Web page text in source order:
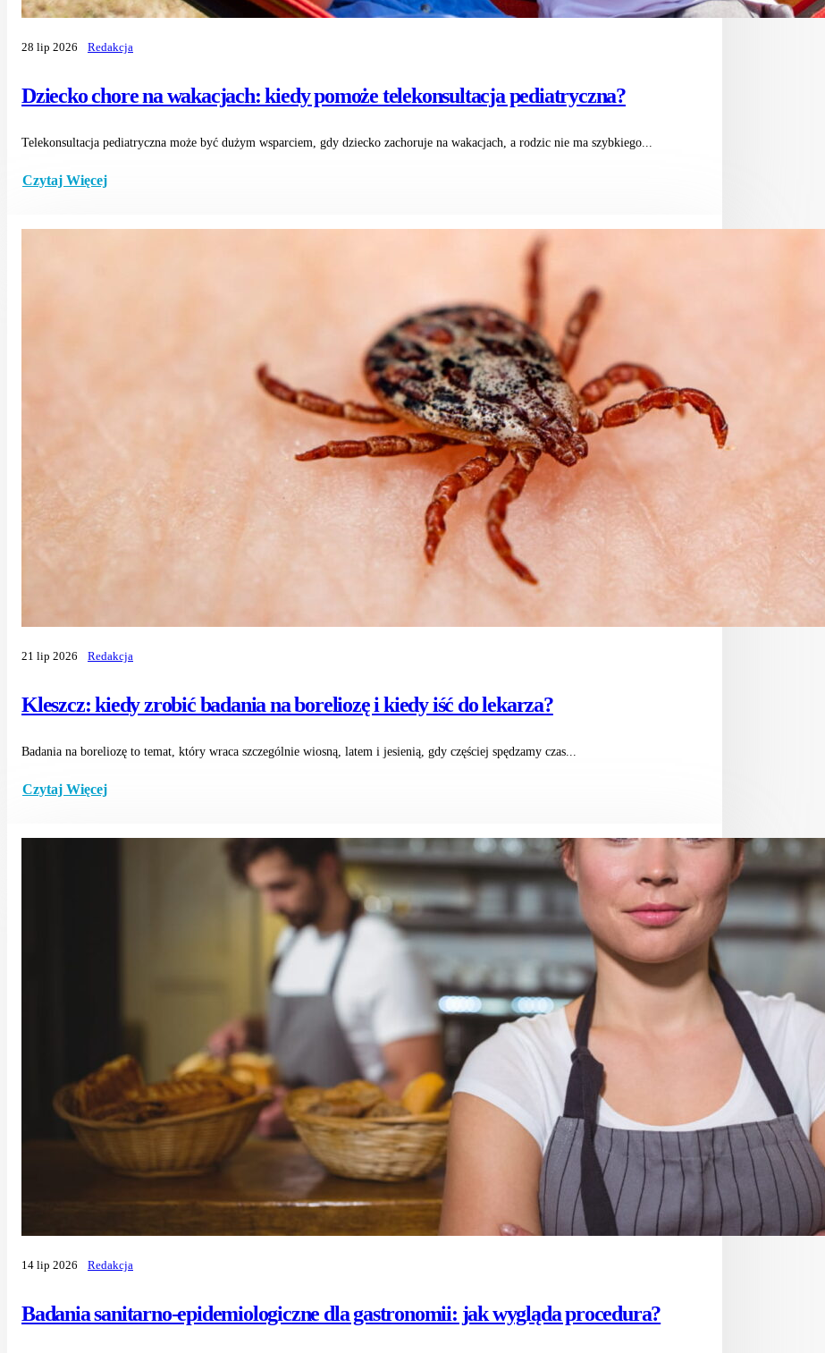
Dziecko chore na wakacjach: kiedy pomoże telekonsultacja pediatryczna?
28 lip 2026 Redakcja
Telekonsultacja pediatryczna może być dużym wsparciem, gdy dziecko zachoruje na wakacjach, a rodzic nie ma szybkiego...
Czytaj Więcej
Kleszcz: kiedy zrobić badania na boreliozę i kiedy iść do lekarza?
21 lip 2026 Redakcja
Badania na boreliozę to temat, który wraca szczególnie wiosną, latem i jesienią, gdy częściej spędzamy czas...
Czytaj Więcej
Badania sanitarno-epidemiologiczne dla gastronomii: jak wygląda procedura?
14 lip 2026 Redakcja